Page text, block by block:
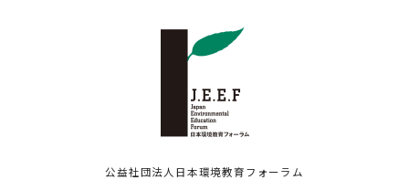
公益社団法人日本環境教育フォーラム